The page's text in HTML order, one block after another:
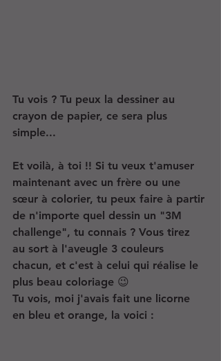
Tu vois ? Tu peux la dessiner au
crayon de papier, ce sera plus
simple...
Et voilà, à toi !! Si tu veux t'amuser
maintenant avec un frère ou une
sœur à colorier, tu peux faire à partir
de n'importe quel dessin un "3M
challenge", tu connais ? Vous tirez
au sort à l'aveugle 3 couleurs
chacun, et c'est à celui qui réalise le
plus beau coloriage 😉
Tu vois, moi j'avais fait une licorne
en bleu et orange, la voici :